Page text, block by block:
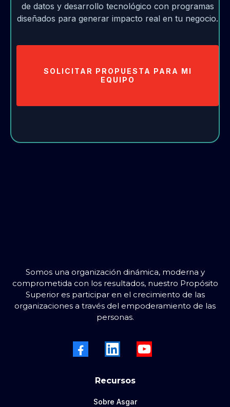
de datos y desarrollo tecnológico con programas
diseñados para generar impacto real en tu negocio.
SOLICITAR PROPUESTA PARA MI
EQUIPO
Somos una organización dinámica, moderna y
comprometida con los resultados, nuestro Propósito
Superior es participar en el crecimiento de las
organizaciones a través del empoderamiento de las
personas.
Recursos
Sobre Asgar